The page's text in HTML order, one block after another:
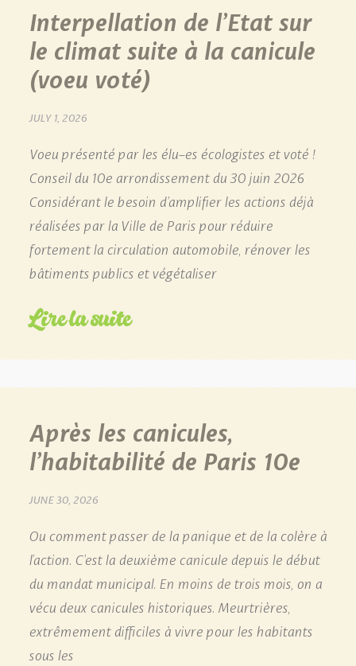
Interpellation de l’Etat sur
le climat suite à la canicule
(voeu voté)
JULY 1, 2026
Voeu présenté par les élu-es écologistes et voté !
Conseil du 10e arrondissement du 30 juin 2026
Considérant le besoin d’amplifier les actions déjà
réalisées par la Ville de Paris pour réduire
fortement la circulation automobile, rénover les
bâtiments publics et végétaliser
Lire la suite
Après les canicules,
l’habitabilité de Paris 10e
JUNE 30, 2026
Ou comment passer de la panique et de la colère à
l’action. C’est la deuxième canicule depuis le début
du mandat municipal. En moins de trois mois, on a
vécu deux canicules historiques. Meurtrières,
extrêmement difficiles à vivre pour les habitants
sous les